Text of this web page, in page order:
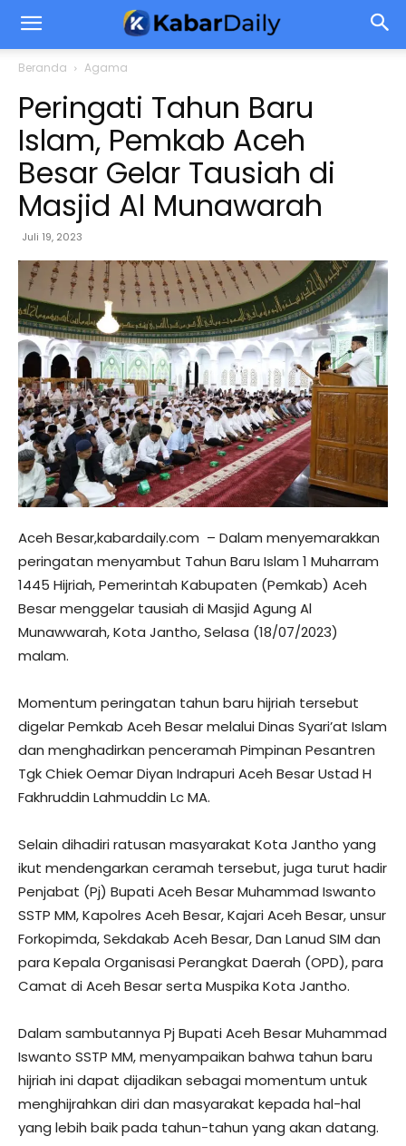
Beranda Agama
Peringati Tahun Baru
Islam, Pemkab Aceh
Besar Gelar Tausiah di
Masjid Al Munawarah
Juli 19, 2023
Aceh Besar,kabardaily.com – Dalam menyemarakkan
peringatan menyambut Tahun Baru Islam 1 Muharram
1445 Hijriah, Pemerintah Kabupaten (Pemkab) Aceh
Besar menggelar tausiah di Masjid Agung Al
Munawwarah, Kota Jantho, Selasa (18/07/2023)
malam.
Momentum peringatan tahun baru hijriah tersebut
digelar Pemkab Aceh Besar melalui Dinas Syari’at Islam
dan menghadirkan penceramah Pimpinan Pesantren
Tgk Chiek Oemar Diyan Indrapuri Aceh Besar Ustad H
Fakhruddin Lahmuddin Lc MA.
Selain dihadiri ratusan masyarakat Kota Jantho yang
ikut mendengarkan ceramah tersebut, juga turut hadir
Penjabat (Pj) Bupati Aceh Besar Muhammad Iswanto
SSTP MM, Kapolres Aceh Besar, Kajari Aceh Besar, unsur
Forkopimda, Sekdakab Aceh Besar, Dan Lanud SIM dan
para Kepala Organisasi Perangkat Daerah (OPD), para
Camat di Aceh Besar serta Muspika Kota Jantho.
Dalam sambutannya Pj Bupati Aceh Besar Muhammad
Iswanto SSTP MM, menyampaikan bahwa tahun baru
hijriah ini dapat dijadikan sebagai momentum untuk
menghijrahkan diri dan masyarakat kepada hal-hal
yang lebih baik pada tahun-tahun yang akan datang.